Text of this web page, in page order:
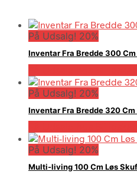
På Udsalg! 20%
Inventar Fra Bredde 300
På Udsalg! 20%
Inventar Fra Bredde 320
På Udsalg! 20%
Multi-living 100 Cm Løs